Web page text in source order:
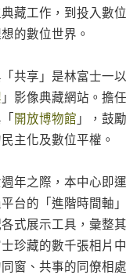
藏工作，到投入數
的數位世界。
「共享」是林富士一
」影像典藏網站。擔
開放博物館 」，鼓
主化及數位平權。
年之際，本中心即
台的「進階時間軸
式展示工具，彙整
珍藏的數千張相片
窗、共事的同僚相